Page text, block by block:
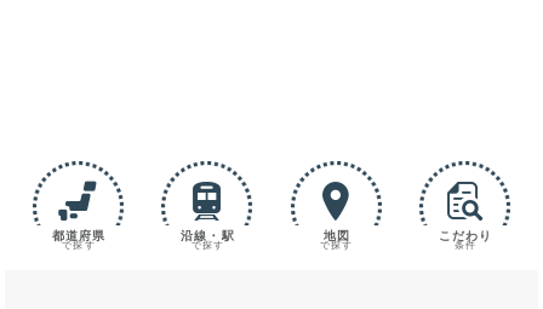
都道府県
で探す
沿線・駅
で探す
地図
で探す
こだわり
条件